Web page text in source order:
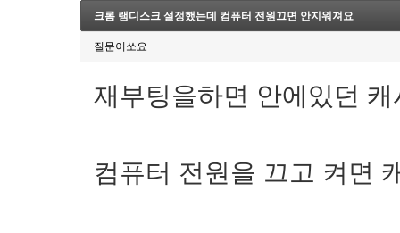
주문조회
이용안내
자주묻는질문
질문하기
크롬 램디스크 설정했는데 컴퓨터 전원끄면 안지워져요
질문이쏘요
재부팅을하면 안에있던
컴퓨터 전원을 끄고 켜면